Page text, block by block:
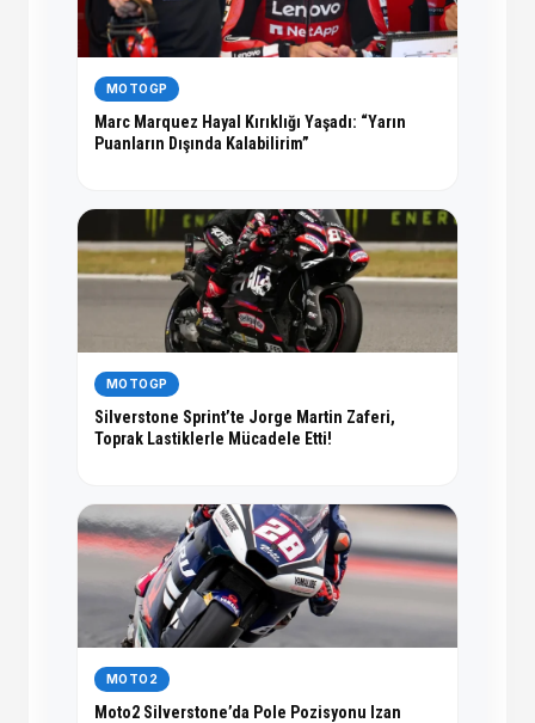
MOTOGP
Marc Marquez Hayal Kırıklığı Yaşadı: “Yarın
Puanların Dışında Kalabilirim”
MOTOGP
Silverstone Sprint’te Jorge Martin Zaferi,
Toprak Lastiklerle Mücadele Etti!
MOTO2
Moto2 Silverstone’da Pole Pozisyonu Izan